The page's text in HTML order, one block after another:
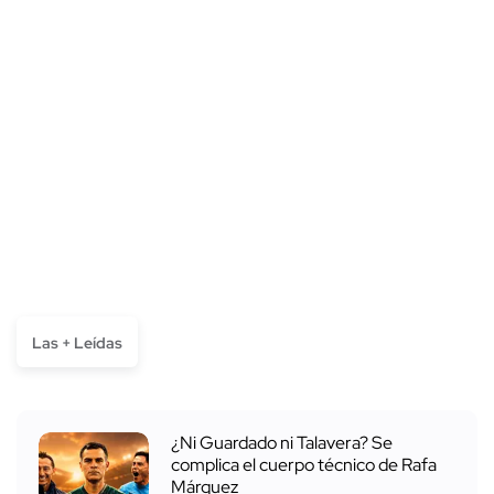
Las + Leídas
¿Ni Guardado ni Talavera? Se
complica el cuerpo técnico de Rafa
Márquez